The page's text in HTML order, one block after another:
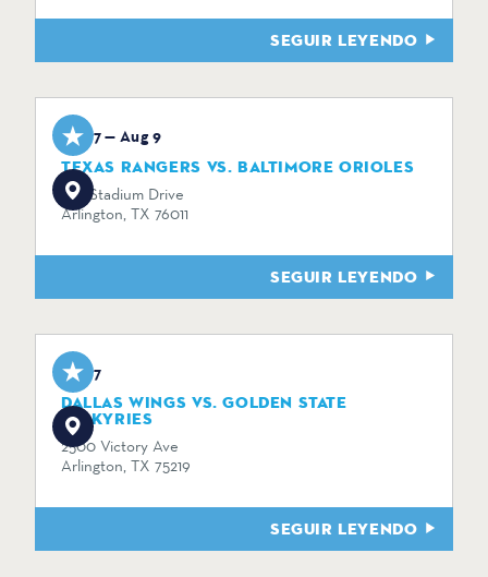
SEGUIR LEYENDO
Aug 7 — Aug 9
TEXAS RANGERS VS. BALTIMORE ORIOLES
734 Stadium Drive
Arlington, TX 76011
SEGUIR LEYENDO
Aug 7
DALLAS WINGS VS. GOLDEN STATE
VALKYRIES
2500 Victory Ave
Arlington, TX 75219
SEGUIR LEYENDO